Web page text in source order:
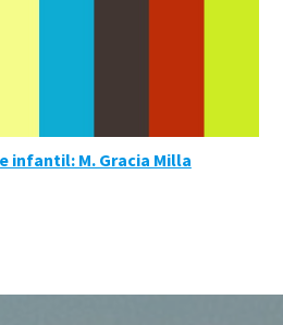
infantil: M. Gracia Milla